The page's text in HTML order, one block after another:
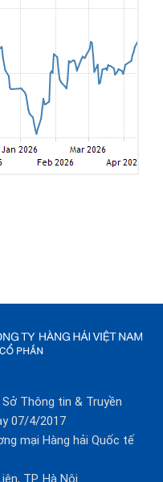
Thông tin & Truyền
07/4/2017
mại Hàng hải Quốc tế
TP. Hà Nội.